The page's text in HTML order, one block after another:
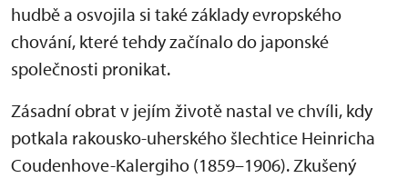
hudbě a osvojila si také základy evropského
chování, které tehdy začínalo do japonské
společnosti pronikat.
Zásadní obrat v jejím životě nastal ve chvíli, kdy
potkala rakousko-uherského šlechtice Heinricha
Coudenhove-Kalergiho (1859–1906). Zkušený